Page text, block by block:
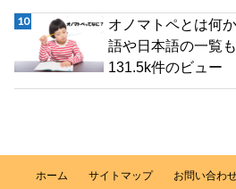
オノマトペとは何
語や日本語の一覧
131.5k件のビュー
ホーム サイトマップ お問い合わ